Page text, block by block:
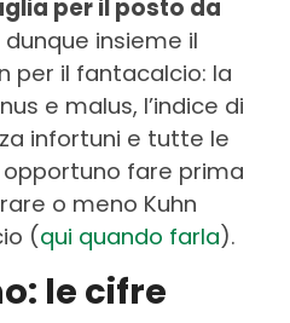
per il posto da
dunque insieme il
per il fantacalcio: la
e malus, l’indice di
infortuni e tutte le
fare prima
o meno Kuhn
(qui quando farla).
le cifre